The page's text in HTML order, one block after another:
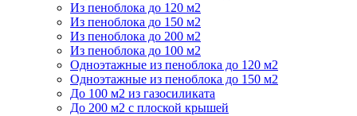
Из пеноблока до 120 м2
Из пеноблока до 150 м2
Из пеноблока до 200 м2
Из пеноблока до 100 м2
Одноэтажные из пеноблока до 120 м2
Одноэтажные из пеноблока до 150 м2
До 100 м2 из газосиликата
До 200 м2 с плоской крышей